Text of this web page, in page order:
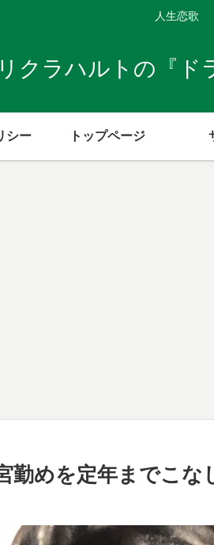
人生恋歌
クラハルトの『ド
シー トップページ
勤めを定年までこ